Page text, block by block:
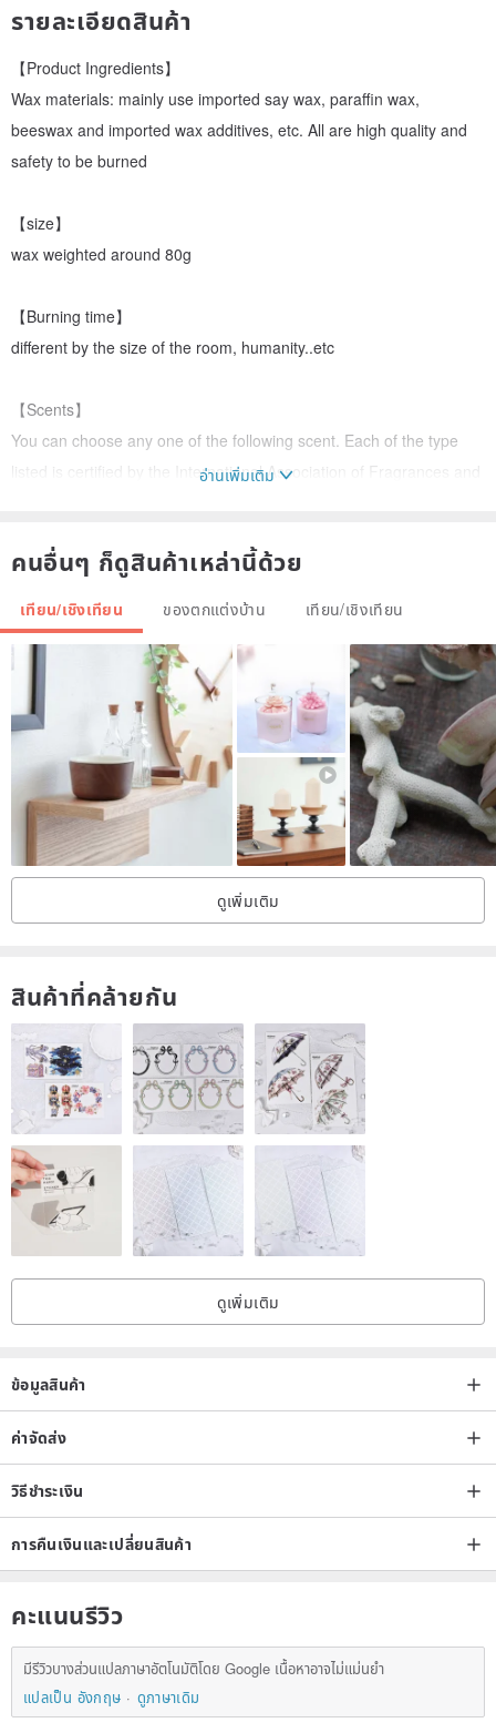
รายละเอียดสินค้า
【Product Ingredients】
Wax materials: mainly use imported say wax, paraffin wax,
beeswax and imported wax additives, etc. All are high quality and
safety to be burned
【size】
wax weighted around 80g
【Burning time】
different by the size of the room, humanity..etc
【Scents】
You can choose any one of the following scent. Each of the type
listed is certified by the International Association of Fragrances and
Optional aromatherapy essential oil flavors:
A. Fruit Type
A01 :Cranberry Woods 蔓越莓樹林
A02: Grapefruit and Mangosteen 葡萄柚與山竹
A03: Heavenly Peach
A04: Strawberry Guava 草莓番石榴
A05: Macintosh Apple 旭蘋果
B. Floral Type
B01: Cactus Flower & Jade 仙人掌花與瑭
B02: French Lavender 法國薰衣草
B05: Hydrangea 繡毬花
B06: Japanese Cherry Blossom 日本櫻花
B07: Rosewood & Musk 花梨
B09: Sea Salt & Orchid 海鹽與蘭花
B10: Red Rose 紅玫瑰(JoMalone)
B11: Citronella 香茅
B12: Peony (L'occitane Type) 牡丹
B13: Green Tea and Lemongrass 綠茶與香茅
C. Wooden
C01: Indian Sandalwood 印度檀香
C04: Christmas Tree聖誕樹
C05: Palo Santo 秘魯聖木
D. Daily Sundry
E01: Blueberry Cheesecake 藍莓芝士蛋糕
E02: Blueberry MUFFIN 藍莓鬆餅
E03: Cake 蛋糕
E04: Caramel Popcorn 焦糖爆谷
อ่านเพิ่มเติม
คนอื่นๆ ก็ดูสินค้าเหล่านี้ด้วย
เทียน/เชิงเทียน ของตกแต่งบ้าน เทียน/เชิงเทียน
ดูเพิ่มเติม
สินค้าที่คล้ายกัน
ดูเพิ่มเติม
ข้อมูลสินค้า
ค่าจัดส่ง
วิธีชำระเงิน
การคืนเงินและเปลี่ยนสินค้า
คะแนนรีวิว
มีรีวิวบางส่วนแปลภาษาอัตโนมัติโดย Google เนื้อหาอาจไม่แม่นยำ
แปลเป็น อังกฤษ
ดูภาษาเดิม